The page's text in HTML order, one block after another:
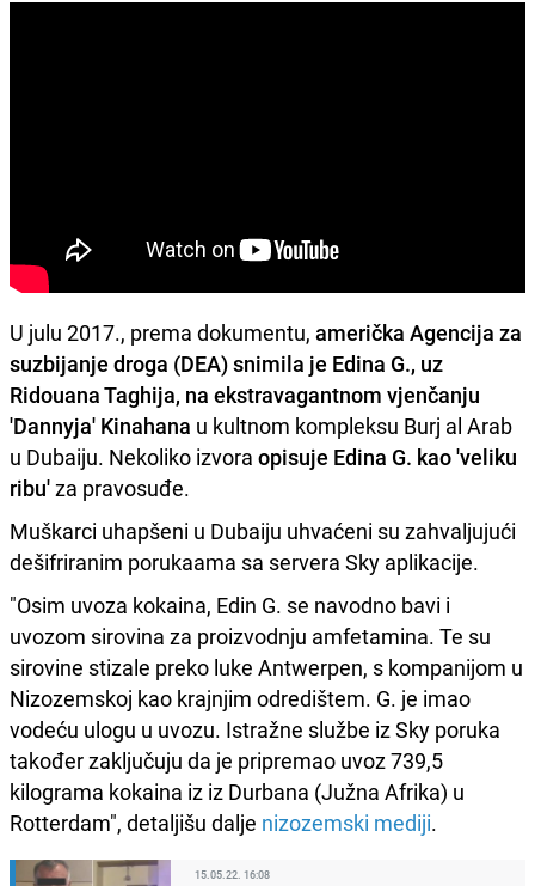
U julu 2017., prema dokumentu, američka Agencija za
suzbijanje droga (DEA) snimila je Edina G., uz
Ridouana Taghija, na ekstravagantnom vjenčanju
'Dannyja' Kinahana u kultnom kompleksu Burj al Arab
u Dubaiju. Nekoliko izvora opisuje Edina G. kao 'veliku
ribu'za pravosuđe.
Muškarci uhapšeni u Dubaiju uhvaćeni su zahvaljujući
dešifriranim porukaama sa servera Sky aplikacije.
"Osim uvoza kokaina, Edin G. se navodno bavi i
uvozom sirovina za proizvodnju amfetamina. Te su
sirovine stizale preko luke Antwerpen, s kompanijom u
Nizozemskoj kao krajnjim odredištem. G. je imao
vodeću ulogu u uvozu. Istražne službe iz Sky poruka
također zaključuju da je pripremao uvoz 739,5
kilograma kokaina iz iz Durbana (Južna Afrika) u
Rotterdam", detaljišu dalje nizozemski mediji.
15.05.22. 16:08